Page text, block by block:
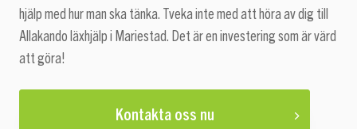
hjälp med hur man ska tänka. Tveka inte med att höra av dig till
Allakando läxhjälp i Mariestad. Det är en investering som är värd
att göra!
Kontakta oss nu